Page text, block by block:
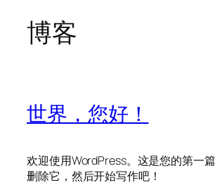
博客
世界，您好！
欢迎使用WordPress。这是您的第一
删除它，然后开始写作吧！